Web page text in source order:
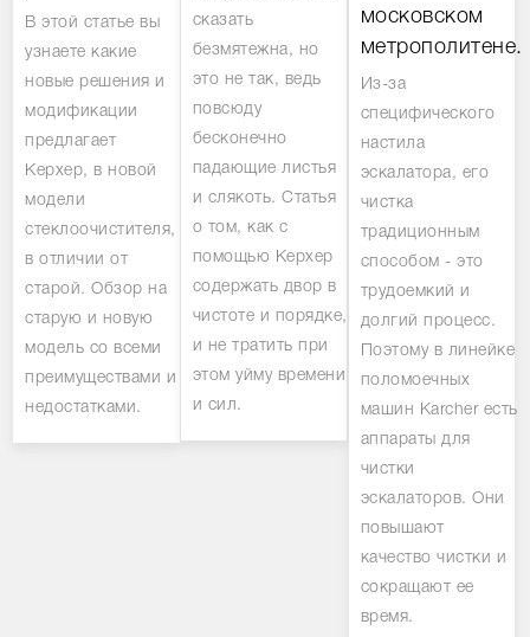
В этой статье вы
узнаете какие
новые решения и
модификации
предлагает
Керхер, в новой
модели
стеклоочистителя,
в отличии от
старой. Обзор на
старую и новую
модель со всеми
преимуществами и
недостатками.
сказать
безмятежна, но
это не так, ведь
повсюду
бесконечно
падающие листья
и слякоть. Статья
о том, как с
помощью Керхер
содержать двор в
чистоте и порядке,
и не тратить при
этом уйму времени
и сил.
московском
метрополитене.
Из-за
специфического
настила
эскалатора, его
чистка
традиционным
способом - это
трудоемкий и
долгий процесс.
Поэтому в линейке
поломоечных
машин Karcher есть
аппараты для
чистки
эскалаторов. Они
повышают
качество чистки и
сокращают ее
время.